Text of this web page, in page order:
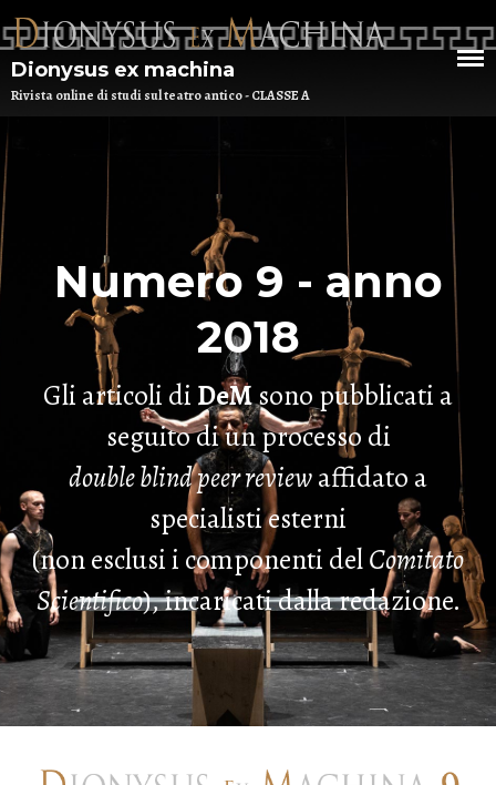
DEM NUMERO 16 – ANNO 2025
BIBLIOTECA DI DEM
ARCHIVIO
Dionysus ex machina
Rivista online di studi sul teatro antico - CLASSE A
Numero 9 - anno
2018
Gli articoli di DeMsono pubblicati a
seguito di un processo di
double blind peer reviewaffidato a
specialisti esterni
(non esclusi i componenti delComitato
Scientifico), incaricati dalla redazione.